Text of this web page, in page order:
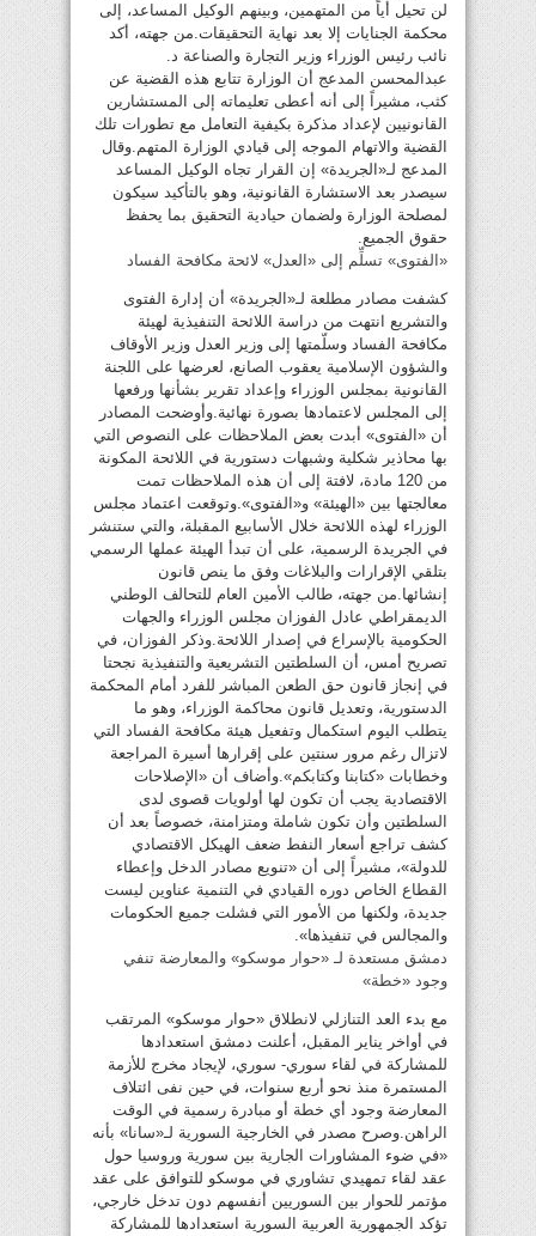
لن تحيل أياً من المتهمين، وبينهم الوكيل المساعد، إلى
محكمة الجنايات إلا بعد نهاية التحقيقات.من جهته، أكد
نائب رئيس الوزراء وزير التجارة والصناعة د.
عبدالمحسن المدعج أن الوزارة تتابع هذه القضية عن
كثب، مشيراً إلى أنه أعطى تعليماته إلى المستشارين
القانونيين لإعداد مذكرة بكيفية التعامل مع تطورات تلك
القضية والاتهام الموجه إلى قيادي الوزارة المتهم.وقال
المدعج لـ«الجريدة» إن القرار تجاه الوكيل المساعد
سيصدر بعد الاستشارة القانونية، وهو بالتأكيد سيكون
لمصلحة الوزارة ولضمان حيادية التحقيق بما يحفظ
حقوق الجميع.
«الفتوى» تسلِّم إلى «العدل» لائحة مكافحة الفساد
كشفت مصادر مطلعة لـ«الجريدة» أن إدارة الفتوى
والتشريع انتهت من دراسة اللائحة التنفيذية لهيئة
مكافحة الفساد وسلّمتها إلى وزير العدل وزير الأوقاف
والشؤون الإسلامية يعقوب الصانع، لعرضها على اللجنة
القانونية بمجلس الوزراء وإعداد تقرير بشأنها ورفعها
إلى المجلس لاعتمادها بصورة نهائية.وأوضحت المصادر
أن «الفتوى» أبدت بعض الملاحظات على النصوص التي
بها محاذير شكلية وشبهات دستورية في اللائحة المكونة
من 120 مادة، لافتة إلى أن هذه الملاحظات تمت
معالجتها بين «الهيئة» و«الفتوى».وتوقعت اعتماد مجلس
الوزراء لهذه اللائحة خلال الأسابيع المقبلة، والتي ستنشر
في الجريدة الرسمية، على أن تبدأ الهيئة عملها الرسمي
بتلقي الإقرارات والبلاغات وفق ما ينص قانون
إنشائها.من جهته، طالب الأمين العام للتحالف الوطني
الديمقراطي عادل الفوزان مجلس الوزراء والجهات
الحكومية بالإسراع في إصدار اللائحة.وذكر الفوزان، في
تصريح أمس، أن السلطتين التشريعية والتنفيذية نجحتا
في إنجاز قانون حق الطعن المباشر للفرد أمام المحكمة
الدستورية، وتعديل قانون محاكمة الوزراء، وهو ما
يتطلب اليوم استكمال وتفعيل هيئة مكافحة الفساد التي
لاتزال رغم مرور سنتين على إقرارها أسيرة المراجعة
وخطابات «كتابنا وكتابكم».وأضاف أن «الإصلاحات
الاقتصادية يجب أن تكون لها أولويات قصوى لدى
السلطتين وأن تكون شاملة ومتزامنة، خصوصاً بعد أن
كشف تراجع أسعار النفط ضعف الهيكل الاقتصادي
للدولة»، مشيراً إلى أن «تنويع مصادر الدخل وإعطاء
القطاع الخاص دوره القيادي في التنمية عناوين ليست
جديدة، ولكنها من الأمور التي فشلت جميع الحكومات
والمجالس في تنفيذها».
دمشق مستعدة لـ «حوار موسكو» والمعارضة تنفي
وجود «خطة»
مع بدء العد التنازلي لانطلاق «حوار موسكو» المرتقب
في أواخر يناير المقبل، أعلنت دمشق استعدادها
للمشاركة في لقاء سوري- سوري، لإيجاد مخرج للأزمة
المستمرة منذ نحو أربع سنوات، في حين نفى ائتلاف
المعارضة وجود أي خطة أو مبادرة رسمية في الوقت
الراهن.وصرح مصدر في الخارجية السورية لـ«سانا» بأنه
«في ضوء المشاورات الجارية بين سورية وروسيا حول
عقد لقاء تمهيدي تشاوري في موسكو للتوافق على عقد
مؤتمر للحوار بين السوريين أنفسهم دون تدخل خارجي،
تؤكد الجمهورية العربية السورية استعدادها للمشاركة